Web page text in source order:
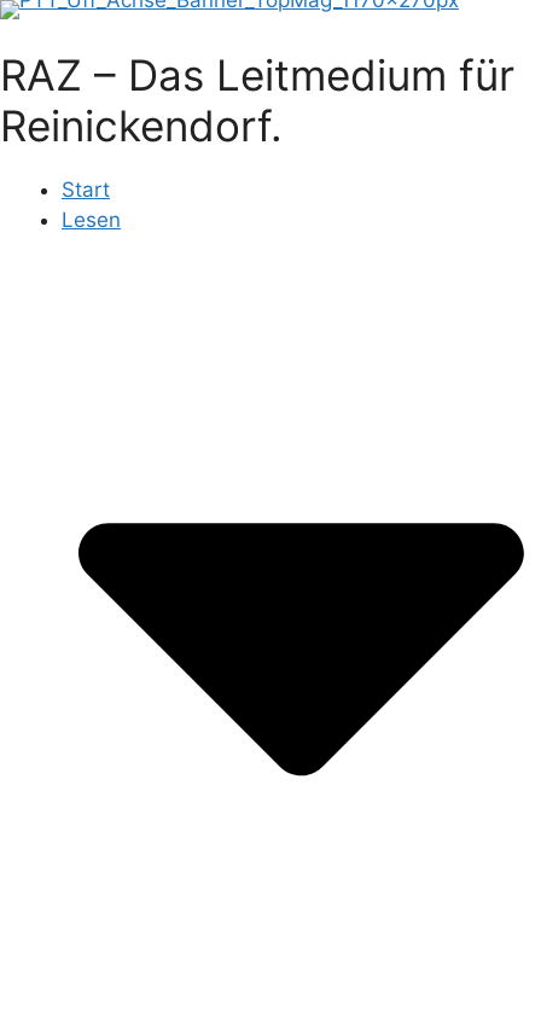
Zum
springen
RAZ – Das Leitmedium für
Reinickendorf.
Start
Lesen